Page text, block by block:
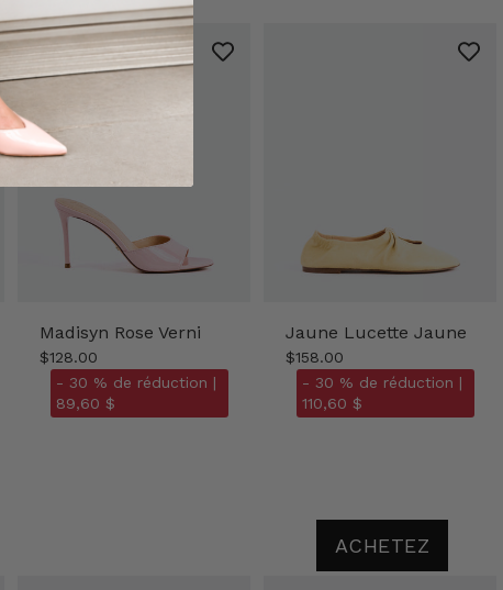
Madisyn Rose Verni
$128.00
- 30 % de réduction |
89,60 $
Jaune Lucette Jaune
$158.00
- 30 % de réduction |
110,60 $
ACHETEZ